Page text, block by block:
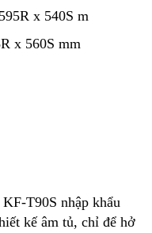
x 540S m
x 560S mm
T90S nhập khẩu
kế âm tủ, chỉ để hở